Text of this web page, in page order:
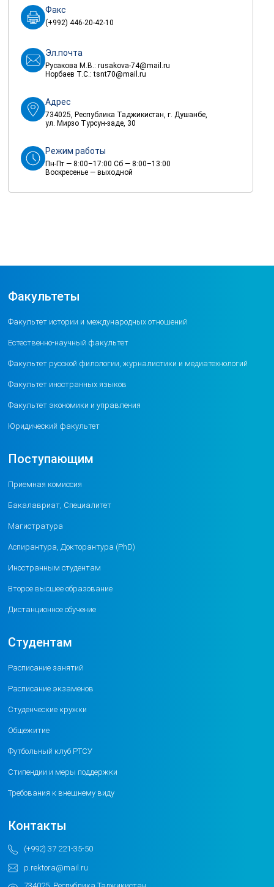
Факс
(+992) 446-20-42-10
Эл.почта
Русакова М.В.:rusakova-74@mail.ru
Норбаев Т.С.:tsnt70@mail.ru
Адрес
734025, Республика Таджикистан, г. Душанбе,
ул. Мирзо Турсун-заде, 30
Режим работы
Пн-Пт — 8:00–17:00 Сб — 8:00–13:00
Воскресенье — выходной
Факультеты
Факультет истории и международных отношений
Естественно-научный факультет
Факультет русской филологии, журналистики и медиатехнологий
Факультет иностранных языков
Факультет экономики и управления
Юридический факультет
Поступающим
Приемная комиссия
Бакалавриат, Специалитет
Магистратура
Аспирантура, Докторантура (PhD)
Иностранным студентам
Второе высшее образование
Дистанционное обучение
Студентам
Расписание занятий
Расписание экзаменов
Студенческие кружки
Общежитие
Футбольный клуб РТСУ
Стипендии и меры поддержки
Требования к внешнему виду
Контакты
(+992) 37 221-35-50
p.rektora@mail.ru